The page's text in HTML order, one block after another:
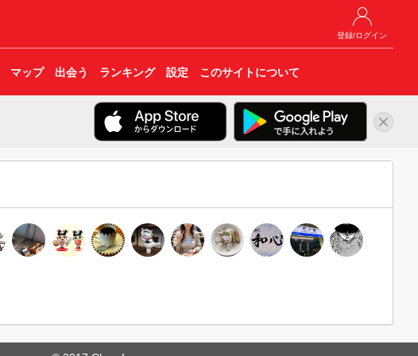
登録/ログイン
マップ 出会う ランキング 設定 このサイトについて